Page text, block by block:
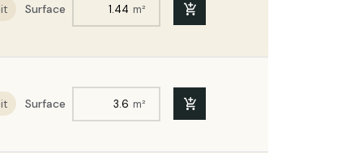
Surface m²
Surface m²